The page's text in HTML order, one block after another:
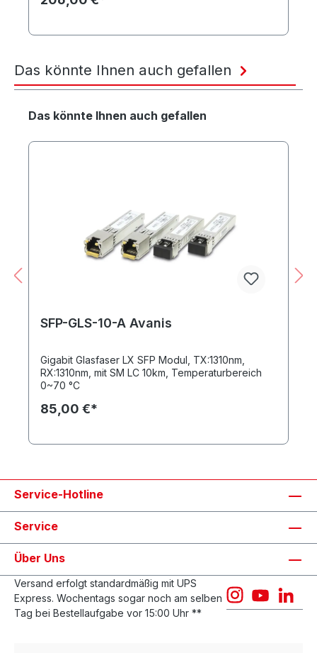
Das könnte Ihnen auch gefallen
Produktgalerie überspringen
Das könnte Ihnen auch gefallen
SFP-GLS-10-A Avanis
Gigabit Glasfaser LX SFP Modul, TX:1310nm,
RX:1310nm, mit SM LC 10km, Temperaturbereich
0~70 °C
85,00 €*
Service-Hotline
Service
Über Uns
Versand erfolgt standardmäßig mit UPS
Express. Wochentags sogar noch am selben
Tag bei Bestellaufgabe vor 15:00 Uhr **